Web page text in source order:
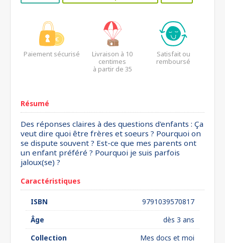
Paiement sécurisé
Livraison à 10
centimes
à partir de 35
Satisfait ou
remboursé
Résumé
Des réponses claires à des questions d'enfants : Ça
veut dire quoi être frères et soeurs ? Pourquoi on
se dispute souvent ? Est-ce que mes parents ont
un enfant préféré ? Pourquoi je suis parfois
jaloux(se) ?
Caractéristiques
ISBN
9791039570817
Âge
dès 3 ans
Collection
Mes docs et moi